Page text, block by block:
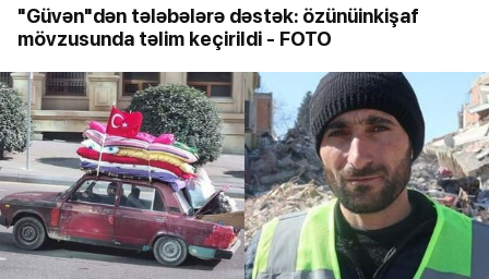
"Güvən"dən tələbələrə dəstək: özünüinkişaf
mövzusunda təlim keçirildi - FOTO